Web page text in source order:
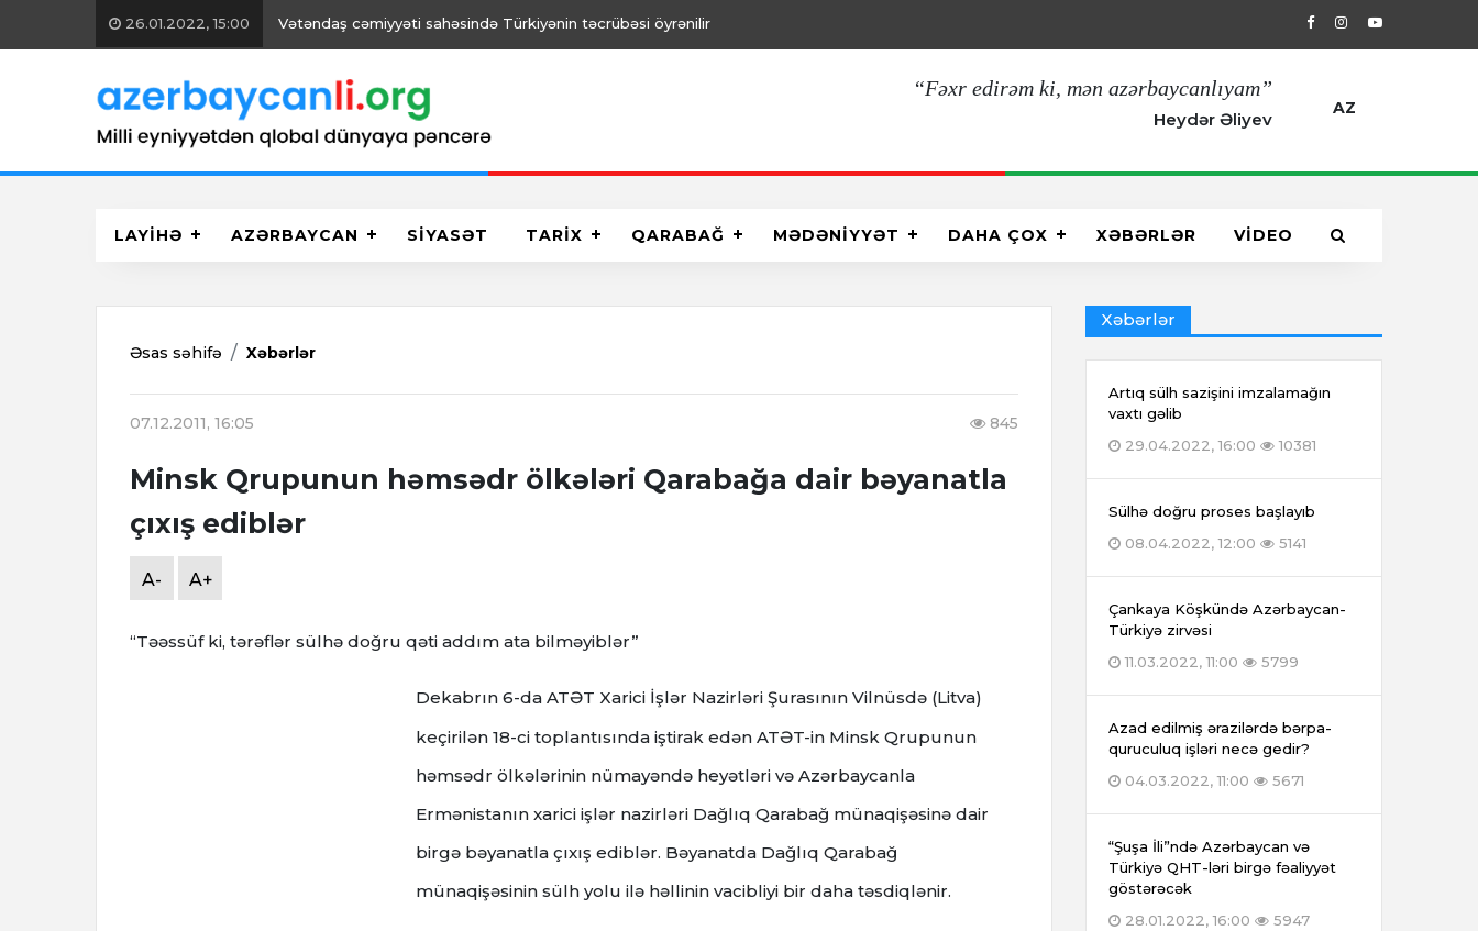
26.01.2022, 15:00 Vətəndaş cəmiyyəti sahəsində Türkiyənin təcrübəsi öyrənilir 29.04.2022, 16:00 Artıq sülh
“Fəxr edirəm ki, mən azərbaycanlıyam”
Heydər Əliyev
AZ
LAYİHƏ AZƏRBAYCAN SİYASƏT TARİX QARABAĞ MƏDƏNİYYƏT DAHA ÇOX XƏBƏRLƏR VİDEO
Əsas səhifə Xəbərlər
07.12.2011, 16:05 845
Minsk Qrupunun həmsədr ölkələri Qarabağa dair bəyanatla
çıxış ediblər
A- A+
“Təəssüf ki, tərəflər sülhə doğru qəti addım ata bilməyiblər”
Dekabrın 6-da ATƏT Xarici İşlər Nazirləri Şurasının Vilnüsdə (Litva)
keçirilən 18-ci toplantısında iştirak edən ATƏT-in Minsk Qrupunun
həmsədr ölkələrinin nümayəndə heyətləri və Azərbaycanla
Ermənistanın xarici işlər nazirləri Dağlıq Qarabağ münaqişəsinə dair
birgə bəyanatla çıxış ediblər. Bəyanatda Dağlıq Qarabağ
münaqişəsinin sülh yolu ilə həllinin vacibliyi bir daha təsdiqlənir.
Xəbərlər
Artıq sülh sazişini imzalamağın
vaxtı gəlib
29.04.2022, 16:00
10381
Sülhə doğru proses başlayıb
08.04.2022, 12:00
5141
Çankaya Köşkündə Azərbaycan-
Türkiyə zirvəsi
11.03.2022, 11:00
5799
Azad edilmiş ərazilərdə bərpa-
quruculuq işləri necə gedir?
04.03.2022, 11:00
5671
“Şuşa İli”ndə Azərbaycan və
Türkiyə QHT-ləri birgə fəaliyyət
göstərəcək
28.01.2022, 16:00
5947